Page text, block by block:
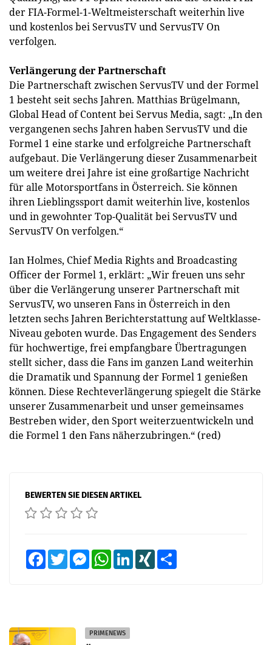
der FIA-Formel-1-Weltmeisterschaft weiterhin live
und kostenlos bei ServusTV und ServusTV On
verfolgen.
Verlängerung der Partnerschaft
Die Partnerschaft zwischen ServusTV und der Formel
1 besteht seit sechs Jahren. Matthias Brügelmann,
Global Head of Content bei Servus Media, sagt: „In den
vergangenen sechs Jahren haben ServusTV und die
Formel 1 eine starke und erfolgreiche Partnerschaft
aufgebaut. Die Verlängerung dieser Zusammenarbeit
um weitere drei Jahre ist eine großartige Nachricht
für alle Motorsportfans in Österreich. Sie können
ihren Lieblingssport damit weiterhin live, kostenlos
und in gewohnter Top-Qualität bei ServusTV und
ServusTV On verfolgen.“
Ian Holmes, Chief Media Rights and Broadcasting
Officer der Formel 1, erklärt: „Wir freuen uns sehr
über die Verlängerung unserer Partnerschaft mit
ServusTV, wo unseren Fans in Österreich in den
letzten sechs Jahren Berichterstattung auf Weltklasse-
Niveau geboten wurde. Das Engagement des Senders
für hochwertige, frei empfangbare Übertragungen
stellt sicher, dass die Fans im ganzen Land weiterhin
die Dramatik und Spannung der Formel 1 genießen
können. Diese Rechteverlängerung spiegelt die Stärke
unserer Zusammenarbeit und unser gemeinsames
Bestreben wider, den Sport weiterzuentwickeln und
die Formel 1 den Fans näherzubringen.“ (red)
BEWERTEN SIE DIESEN ARTIKEL
FacebookTwitter MessengerWhatsAppLinkedInXING
PRIMENEWS